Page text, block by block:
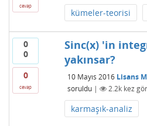
cevap
kümeler-teorisi
0
0
0
cevap
Sinc(x) 'in
yakınsar?
10 Mayıs 2016 Lisans
soruldu | 2.2kkez
karmaşık-analiz